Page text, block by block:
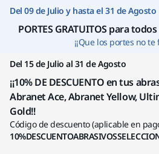
Ir a
Del 09 de Julio y hasta el 31 de Agosto
PORTES GRATUITOS para
¡¡Que los portes no
Del 15 de Julio al 31 de Agosto
¡¡10% DE DESCUENTO en tus
Abranet Ace, Abranet Yellow,
Gold!!
Código de descuento (aplicable en